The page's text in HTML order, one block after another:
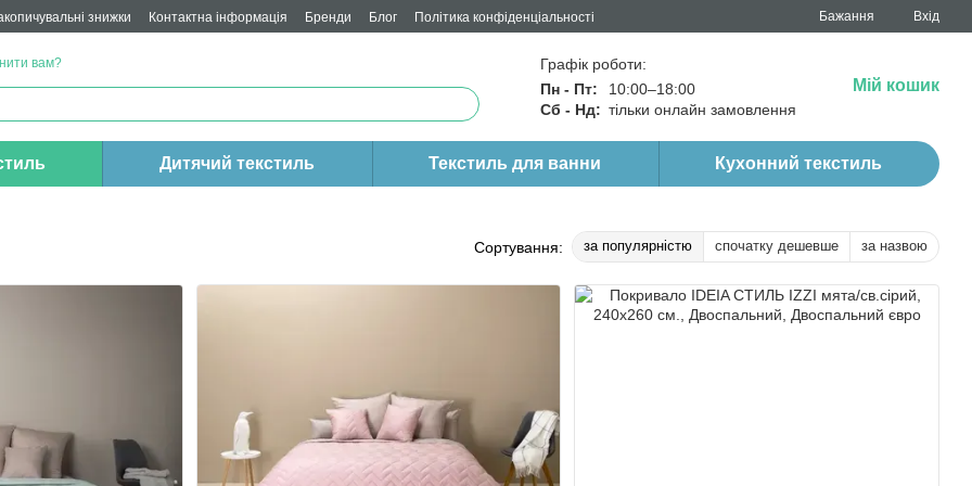
знижки Контактна інформація Бренди Блог
Політика конфіденціальності
Бажання Вхід
вам?
Графік роботи:
Пн - Пт:
10:00–18:00
Сб - Нд: тільки онлайн замовлення
Мій кошик
Дитячий текстиль Текстиль для ванни Кухонний текстиль
Сортування: за популярністю спочатку дешевше за назвою